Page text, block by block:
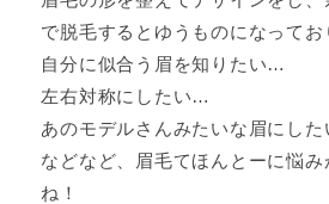
で脱毛するとゆうものになって
自分に似合う眉を知りたい…
左右対称にしたい…
あのモデルさんみたいな眉にし
などなど、眉毛てほんとーに悩み
ね！